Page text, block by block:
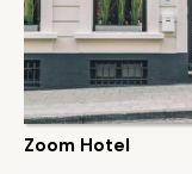
Zoom Hotel